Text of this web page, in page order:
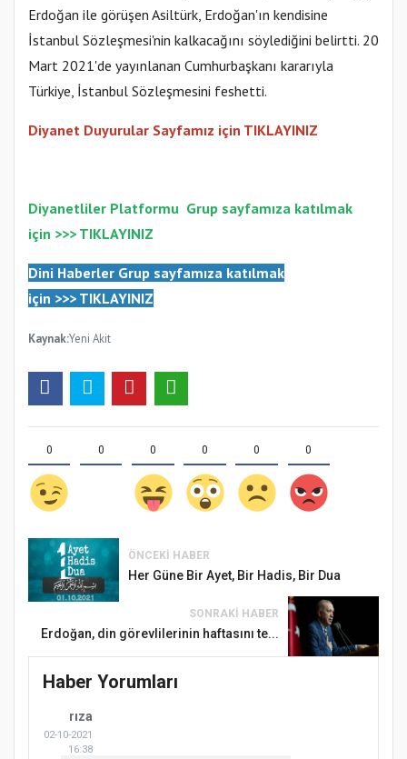
Erdoğan ile görüşen Asiltürk, Erdoğan'ın kendisine
İstanbul Sözleşmesi'nin kalkacağını söylediğini belirtti. 20
Mart 2021'de yayınlanan Cumhurbaşkanı kararıyla
Türkiye, İstanbul Sözleşmesini feshetti.
Diyanet Duyurular Sayfamız için TIKLAYINIZ
Diyanetliler Platformu Grup sayfamıza katılmak
için >>> TIKLAYINIZ
Dini Haberler Grup sayfamıza katılmak
için >>> TIKLAYINIZ
Kaynak:Yeni Akit
0 0 0 0 0 0
ÖNCEKI HABER
Her Güne Bir Ayet, Bir Hadis, Bir Dua
SONRAKI HABER
Erdoğan, din görevlilerinin haftasını te...
Haber Yorumları
rıza
02-10-2021
16:38